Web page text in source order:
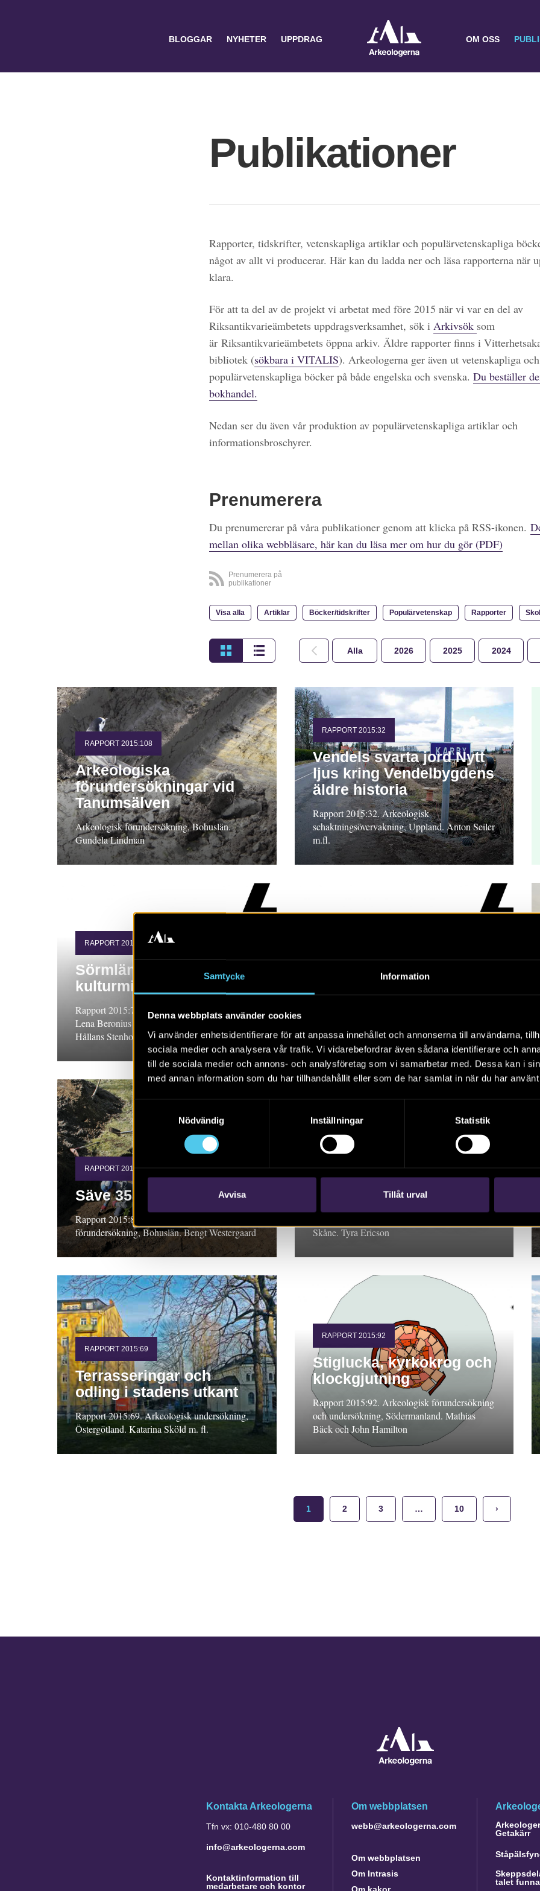
Samtycke Information
Denna webbplats använder cookies
Vi använder enhetsidentifierare för att anpassa innehållet och annonserna till användarna,
sociala medier och analysera vår trafik. Vi vidarebefordrar även sådana identifierare och
till de sociala medier och annons- och analysföretag som vi samarbetar med. Dessa kan i
med annan information som du har tillhandahållit eller som de har samlat in när du har
Nödvändig
Inställningar Statistik
Avvisa Tillåt urval
BLOGGAR NYHETER UPPDRAG OM OSS
Publikationer
Rapporter, tidskrifter, vetenskapliga artiklar och populärvetenskapliga
något av allt vi producerar. Här kan du ladda ner och läsa rapporterna när
klara.
För att ta del av de projekt vi arbetat med före 2015 när vi var en del av
Riksantikvarieämbetets uppdragsverksamhet, sök i Arkivsök som
är Riksantikvarieämbetets öppna arkiv. Äldre rapporter finns i
bibliotek (sökbara i VITALIS). Arkeologerna ger även ut vetenskapliga och
populärvetenskapliga böcker på både engelska och svenska. Du beställer
bokhandel.
Nedan ser du även vår produktion av populärvetenskapliga artiklar och
informationsbroschyrer.
Prenumerera
Du prenumererar på våra publikationer genom att klicka på RSS-ikonen.
mellan olika webbläsare, här kan du läsa mer om hur du gör (PDF)
Prenumerera på
publikationer
Visa alla Artiklar Böcker/tidskrifter Populärvetenskap Rapporter
Alla 2026 2025 2024
RAPPORT 2015:108
Arkeologiska
förundersökningar vid
Tanumsälven
Arkeologisk förundersökning, Bohuslän.
Gundela Lindman
RAPPORT 2015:32
Vendels svarta jord Nytt
ljus kring Vendelbygdens
äldre historia
Rapport 2015:32. Arkeologisk
schaktningsövervakning, Uppland. Anton Seiler
m.fl.
RAPPORT 2015:73
Sörmländska torp i
kulturmiljövården
Rapport 2015:73. FoU-projekt, Södermanland.
Lena Beronius Jörpeland och Ann-Mari
Hållans Stenholm
Omdragning av
kraftledning
förundersökning, Södermanland. Ulf Strucke
RAPPORT 2015:82
Säve 353 och 354
Rapport 2015:82. Arkeologisk
förundersökning, Bohuslän. Bengt Westergaard
RAPPORT 2015:62
förhistoriska
boplatslämningar
Skåne. Tyra Ericson
RAPPORT 2015:69
Terrasseringar och
odling i stadens utkant
Rapport 2015:69. Arkeologisk undersökning,
Östergötland. Katarina Sköld m. fl.
RAPPORT 2015:92
Stiglucka, kyrkokrog och
klockgjutning
Rapport 2015:92. Arkeologisk förundersökning
och undersökning, Södermanland. Mathias
Bäck och John Hamilton
1 2 3 … 10 ›
Kontakta Arkeologerna
Tfn vx: 010-480 80 00
info@arkeologerna.com
Kontaktinformation till
medarbetare och kontor
Om webbplatsen
webb@arkeologerna.com
Om webbplatsen
Om Intrasis
Getakärr
talet